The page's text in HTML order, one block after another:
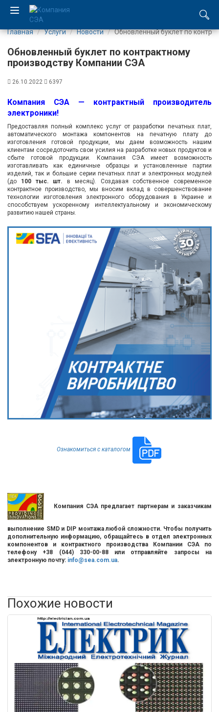
UA
Компания
Каталог
Производство
Услуги
Новости
Вакансии
Вход/
авторизация
Производители
поддержка
Блог
Главная Услуги Новости Обновленный буклет по
Обновленный буклет по контрактному
производству Компании СЭА
26.10.2022 6397
Компания СЭА — контрактный производитель
электроники!
Предоставляя полный комплекс услуг от разработки печатных плат,
автоматического монтажа компонентов на печатную плату до
изготовления готовой продукции, мы даем возможность нашим
клиентам сосредоточить свои усилия на разработке новых продуктов и
сбыте готовой продукции. Компания СЭА имеет возможность
изготавливать как единичные образцы и установленные партии
изделий, так и большие серии печатных плат и электронных модулей
(до 100 тыс. шт. в месяц). Создавая собственное современное
контрактное производство, мы вносим вклад в совершенствование
технологии изготовления электронного оборудования в Украине и
способствуем ускоренному интеллектуальному и экономическому
развитию нашей страны.
Ознакомиться с каталогом
Компания СЭА предлагает партнерам и заказчикам
выполнение SMD и DIP монтажа любой сложности. Чтобы получить
дополнительную информацию, обращайтесь в отдел электронных
компонентов и контрактного производства Компании СЭА по
телефону +38 (044) 330-00-88 или отправляйте запросы на
электронную почту: info@sea.com.ua.
Похожие новости